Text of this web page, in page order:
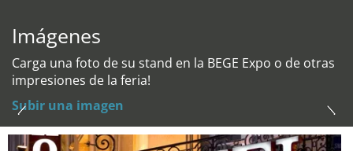
Imágenes
Carga una foto de su stand en la BEGE Expo o de otras
impresiones de la feria!
Subir una imagen